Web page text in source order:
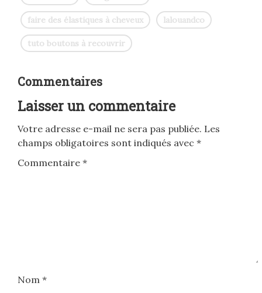
faire des élastiques à cheveux lalouandco
tuto boutons à recouvrir
Commentaires
Laisser un commentaire
Votre adresse e-mail ne sera pas publiée. Les
champs obligatoires sont indiqués avec *
Commentaire *
Nom *